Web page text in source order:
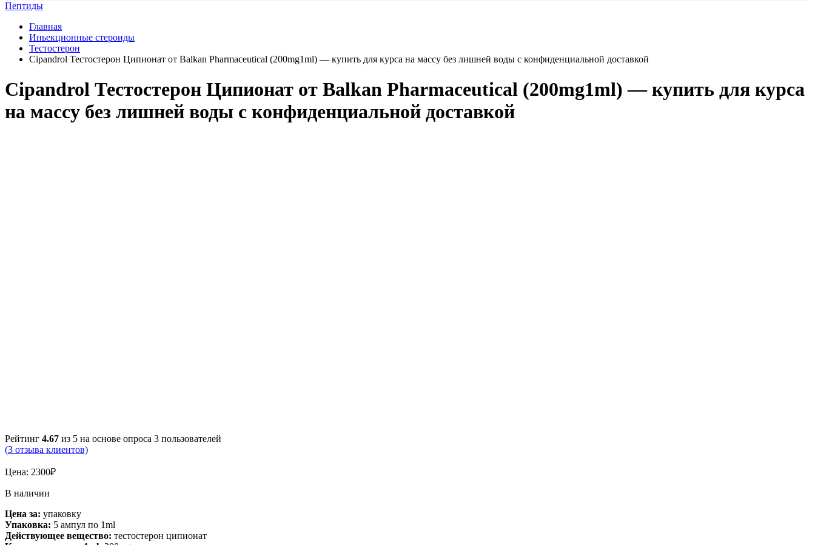
Пептиды
Главная
Иньекционные стероиды
Тестостерон
Cipandrol Тестостерон Ципионат от Balkan Pharmaceutical (200mg1ml) — купить для курса на массу без лишней воды с конфиденциальной доставкой
Cipandrol Тестостерон Ципионат от Balkan Pharmaceutical (200mg1ml) — купить для курса
на массу без лишней воды с конфиденциальной доставкой
Рейтинг 4.67 из 5 на основе опроса 3 пользователей
(3 отзыва клиентов)
Цена: 2300₽
В наличии
Цена за: упаковку
Упаковка: 5 ампул по 1ml
Действующее вещество: тестостерон ципионат